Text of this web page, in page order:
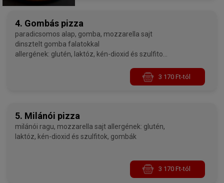
4. Gombás pizza
paradicsomos alap, gomba, mozzarella sajt
dinsztelt gomba falatokkal
allergének: glutén, laktóz, kén-dioxid és szulfitok,
3 170 Ft-tól
5. Milánói pizza
milánói ragu, mozzarella sajt allergének: glutén,
laktóz, kén-dioxid és szulfitok, gombák
3 170 Ft-tól